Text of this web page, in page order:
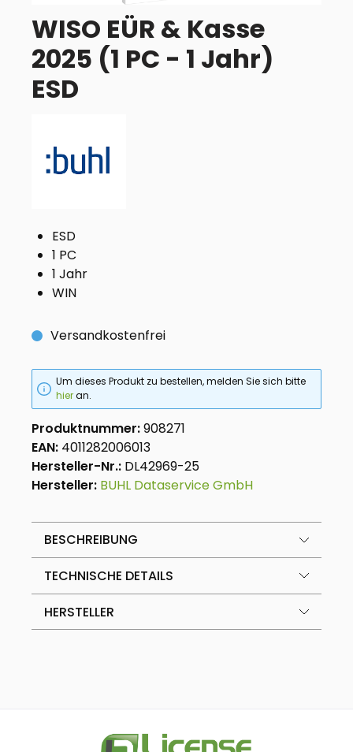
WISO EÜR & Kasse
2025 (1 PC - 1 Jahr)
ESD
ESD
1 PC
1 Jahr
WIN
Versandkostenfrei
Um dieses Produkt zu bestellen, melden Sie sich bitte
hieran.
Produktnummer:908271
EAN: 4011282006013
Hersteller-Nr.: DL42969-25
Hersteller: BUHL Dataservice GmbH
BESCHREIBUNG
TECHNISCHE DETAILS
HERSTELLER